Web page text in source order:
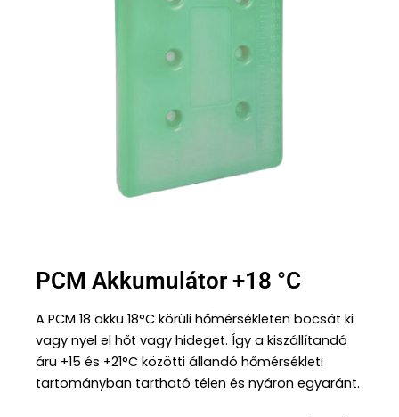
PCM Akkumulátor +18 °C
A PCM 18 akku 18°C körüli hőmérsékleten bocsát ki
vagy nyel el hőt vagy hideget. Így a kiszállítandó
áru +15 és +21°C közötti állandó hőmérsékleti
tartományban tartható télen és nyáron egyaránt.